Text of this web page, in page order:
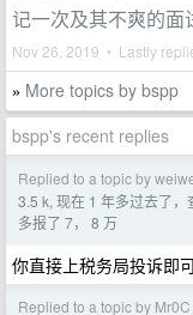
记一次及其不爽的面
Nov 26, 2019 • Lastly
» More topics by bspp
bspp's recent replies
Replied to a topic by
3.5 k, 现在 1 年多过去了
多报了 7， 8 万
你直接上税务局投诉即
Replied to a topic by Mr0C